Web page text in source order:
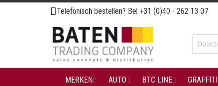
Ga
naar
de
inhoud
Telefonisch bestellen? Bel +31 (0)40 - 262 13 07
MERKEN AUTO BTC LINE GRAFFITI